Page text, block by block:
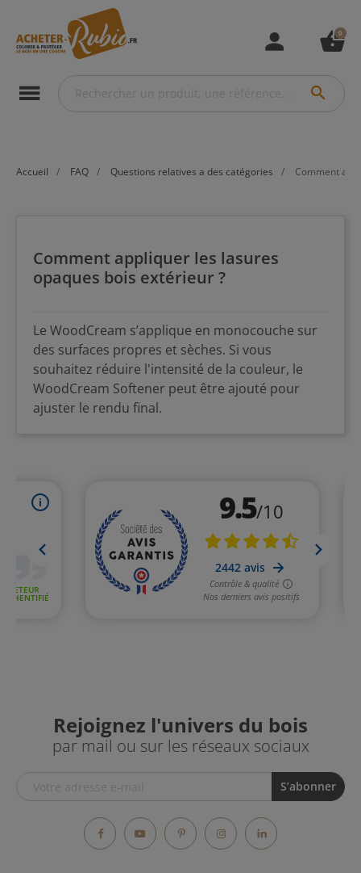
person shopping_basket
0
menu search
Accueil FAQ Questions relatives a des catégories Comment
Comment appliquer les lasures
opaques bois extérieur ?
Le WoodCream s’applique en monocouche sur
des surfaces propres et sèches. Si vous
souhaitez réduire l'intensité de la couleur, le
WoodCream Softener peut être ajouté pour
ajuster le rendu final.
Rejoignez l'univers du bois
par mail ou sur les réseaux sociaux
FacebookYouTubePinterestInstagramLinkedIn